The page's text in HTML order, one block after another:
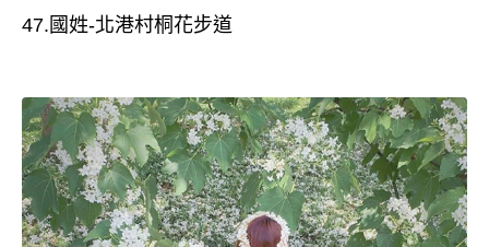
47.國姓-北港村桐花步道